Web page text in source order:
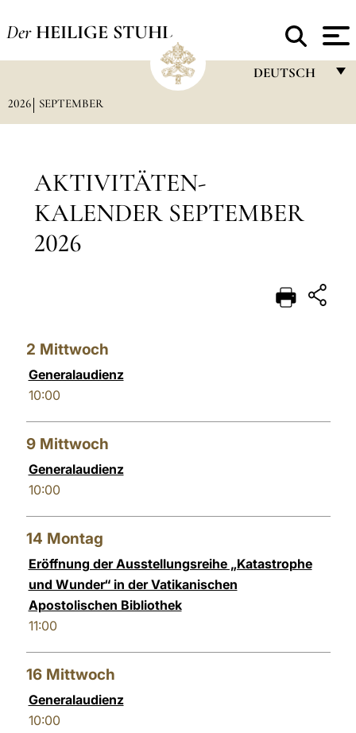
Der HEILIGE STUHL
DEUTSCH
POLSKI
2026 SEPTEMBER
AKTIVITÄTEN-
KALENDER SEPTEMBER
2026
2 Mittwoch
Generalaudienz
10:00
9 Mittwoch
Generalaudienz
10:00
14 Montag
Eröffnung der Ausstellungsreihe „Katastrophe
und Wunder“ in der Vatikanischen
Apostolischen Bibliothek
11:00
16 Mittwoch
Generalaudienz
10:00